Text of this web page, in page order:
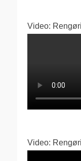
Video:
Video: